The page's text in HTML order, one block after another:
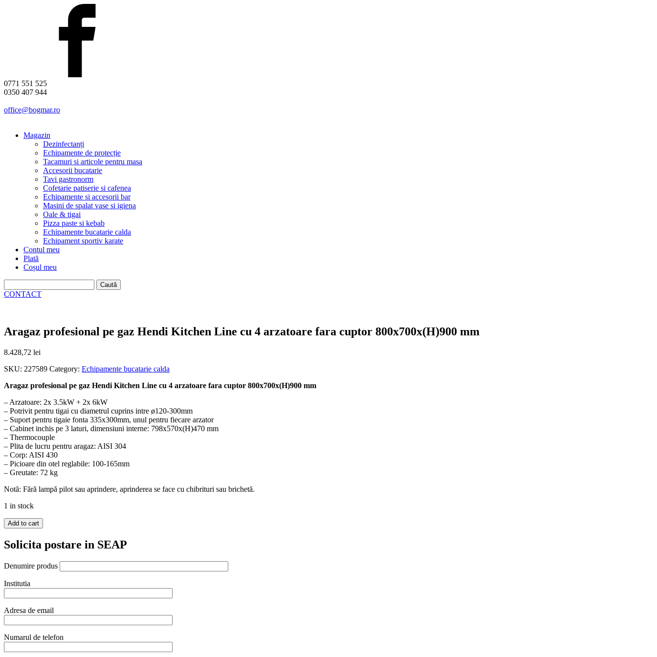
0771 551 525
0350 407 944
office@bogmar.ro
Magazin
Dezinfectanți
Echipamente de protecție
Tacamuri si articole pentru masa
Accesorii bucatarie
Tavi gastronorm
Cofetarie patiserie si cafenea
Echipamente si accesorii bar
Masini de spalat vase si igiena
Oale & tigai
Pizza paste si kebab
Echipamente bucatarie calda
Echipament sportiv karate
Contul meu
Plată
Coșul meu
după:
CONTACT
Aragaz profesional pe gaz Hendi Kitchen Line cu 4 arzatoare fara cuptor 800x700x(H)900 mm
8.428,72 lei
SKU: 227589 Category: Echipamente bucatarie calda
Aragaz profesional pe gaz Hendi Kitchen Line cu 4 arzatoare fara cuptor 800x700x(H)900 mm
– Arzatoare: 2x 3.5kW + 2x 6kW
– Potrivit pentru tigai cu diametrul cuprins intre ø120-300mm
– Suport pentru tigaie fonta 335x300mm, unul pentru fiecare arzator
– Cabinet inchis pe 3 laturi, dimensiuni interne: 798x570x(H)470 mm
– Thermocouple
– Plita de lucru pentru aragaz: AISI 304
– Corp: AISI 430
– Picioare din otel reglabile: 100-165mm
– Greutate: 72 kg
Notă: Fără lampă pilot sau aprindere, aprinderea se face cu chibrituri sau brichetă.
1 in stock
Aragaz
profesional
pe
gaz
Kitchen
cu
arzatoare
fara
800x700x(H)900
mm
quantity
Add to cart
Solicita postare in SEAP
Denumire produs
Institutia
Adresa de email
Numarul de telefon